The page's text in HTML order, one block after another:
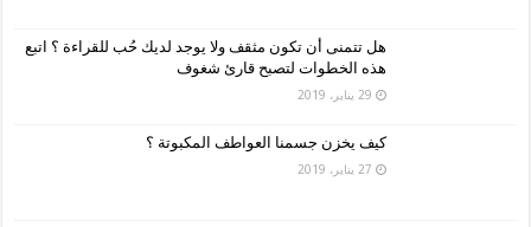
هل تتمنى أن تكون مثقف ولا يوجد لديك حُب للقراءة ؟ اتبع
هذه الخطوات لتصبح قارئ شغوف
29 يناير، 2019
كيف يخزن جسمنا العواطف المكبوتة ؟
27 يناير، 2019